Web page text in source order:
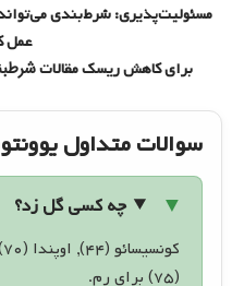
مسئولیت‌پذیری: شرط‌بندی
عمل
برای کاهش ریسک مقالات
سوالات متداول
چه کسی گل زد؟
(۷۵) برای رم.